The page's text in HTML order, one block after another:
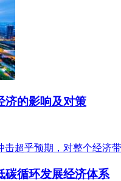
济的影响及对策
击超乎预期，对整个经济
碳循环发展经济体系